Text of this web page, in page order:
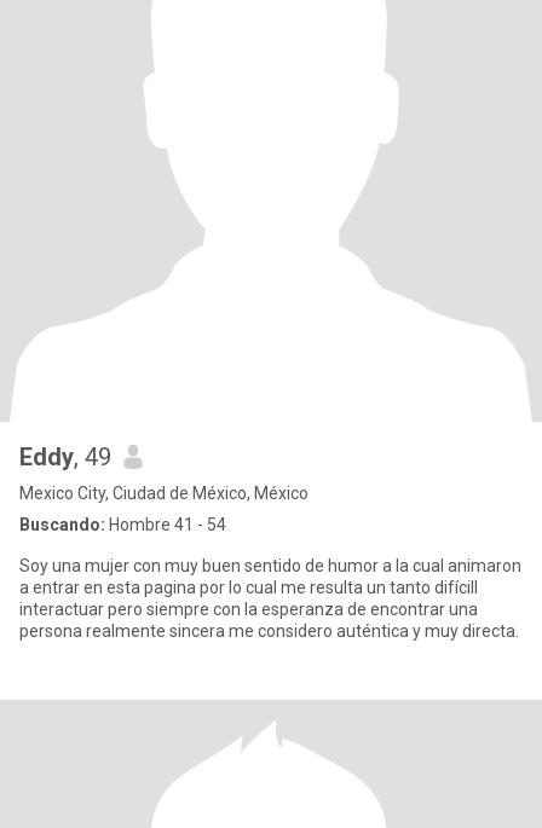
Eddy, 49
Mexico City, Ciudad de México, México
Buscando: Hombre 41 - 54
Soy una mujer con muy buen sentido de humor a la cual animaron
a entrar en esta pagina por lo cual me resulta un tanto difícill
interactuar pero siempre con la esperanza de encontrar una
persona realmente sincera me considero auténtica y muy directa.